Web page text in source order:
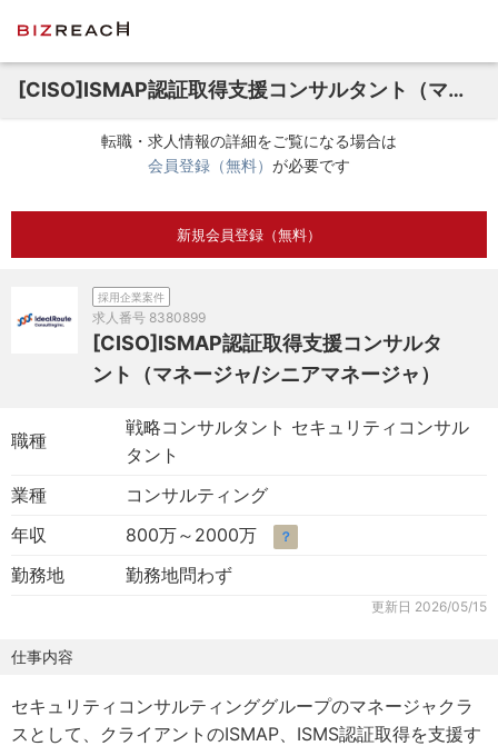
[CISO]ISMAP認証取得支援コンサルタント（マネージャ/シニアマネージャ）
転職・求人情報の詳細をご覧になる場合は
会員登録（無料） が必要です
新規会員登録（無料）
採用企業案件
求人番号 8380899
[CISO]ISMAP認証取得支援コンサルタ
ント（マネージャ/シニアマネージャ）
職種
戦略コンサルタント セキュリティコンサル
タント
業種
コンサルティング
年収
800万～2000万 ？
勤務地 勤務地問わず
更新日 2026/05/15
仕事内容
セキュリティコンサルティンググループのマネージャクラ
スとして、クライアントのISMAP、ISMS認証取得を支援す